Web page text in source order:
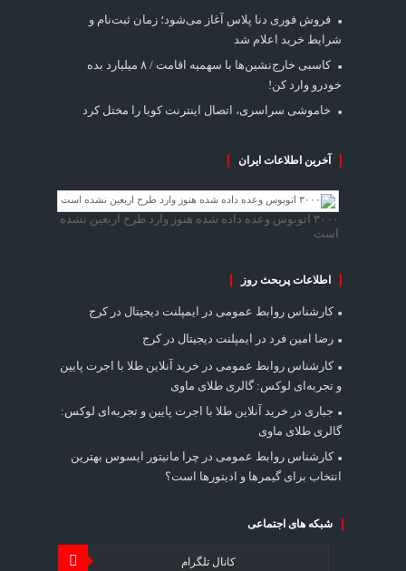
فروش فوری دنا پلاس آغاز می‌شود؛ زمان ثبت‌نام و
شرایط خرید اعلام شد
کاسبی خارج‌نشین‌ها با سهمیه اقامت / ۸ میلیارد بده
خودرو وارد کن!
خاموشی سراسری، اتصال اینترنت کوبا را مختل کرد
آخرین اطلاعات ایران
۳۰۰۰ اتوبوس وعده داده شده هنوز وارد طرح اربعین نشده
است
اطلاعات پربحث روز
کارشناس روابط عمومی در
ایمپلنت دیجیتال در کرج
رضا امین فرد در
ایمپلنت دیجیتال در کرج
کارشناس روابط عمومی در خرید آنلاین طلا با اجرت پایین
و تجربه‌ای لوکس: گالری طلای ماوی
جباری در خرید آنلاین طلا با اجرت پایین و تجربه‌ای لوکس:
گالری طلای ماوی
کارشناس روابط عمومی در چرا مانیتور ایسوس بهترین
انتخاب برای گیمرها و ادیتورها است؟
شبکه های اجتماعی
کانال تلگرام